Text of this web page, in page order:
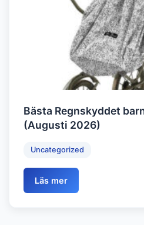
Bästa Regnskyddet
(Augusti 2026)
Uncategorized
Läs mer